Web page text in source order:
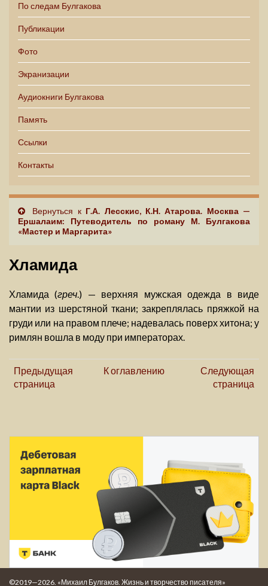
По следам Булгакова
Публикации
Фото
Экранизации
Аудиокниги Булгакова
Память
Ссылки
Контакты
Вернуться к Г.А. Лесскис, К.Н. Атарова. Москва —
Ершалаим: Путеводитель по роману М. Булгакова
«Мастер и Маргарита»
Хламида
Хламида (греч.) — верхняя мужская одежда в виде
мантии из шерстяной ткани; закреплялась пряжкой на
груди или на правом плече; надевалась поверх хитона; у
римлян вошла в моду при императорах.
Предыдущая
страница
К оглавлению
Следующая
страница
©2019—2026. «Михаил Булгаков. Жизнь и творчество писателя»